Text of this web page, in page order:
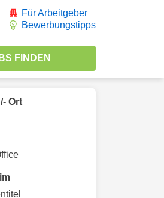
Für Arbeitgeber
Bewerbungstipps
Ort